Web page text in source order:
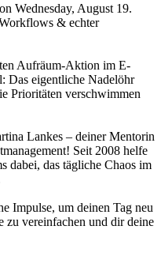
Wednesday, August 19.
& echter
Aufräum-Aktion im E-
Das eigentliche Nadelöhr
Prioritäten verschwimmen
Lankes – deiner Mentorin
Seit 2008 helfe
dabei, das tägliche Chaos im
Impulse, um deinen Tag neu
zu vereinfachen und dir deine